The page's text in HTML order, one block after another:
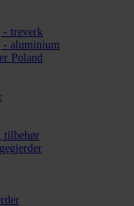
- treverk
- aluminium
Poland
tilbehør